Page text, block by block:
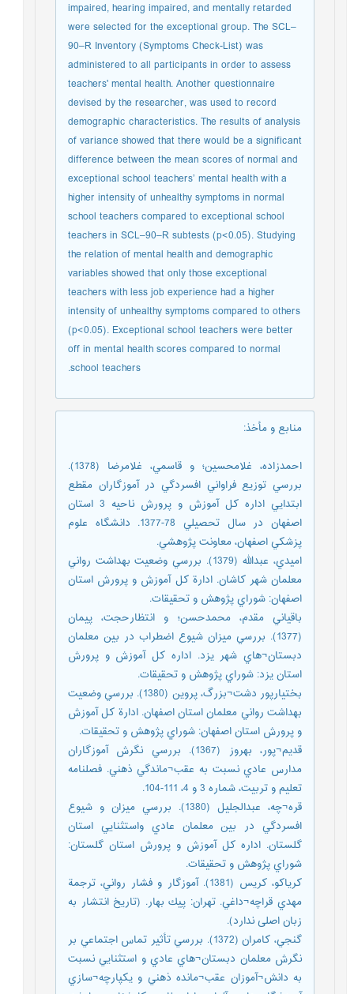
impaired, hearing impaired, and mentally retarded
were selected for the exceptional group. The SCL–
90–R Inventory (Symptoms Check-List) was
administered to all participants in order to assess
teachers' mental health. Another questionnaire
devised by the researcher, was used to record
demographic characteristics. The results of analysis
of variance showed that there would be a significant
difference between the mean scores of normal and
exceptional school teachers’ mental health with a
higher intensity of unhealthy symptoms in normal
school teachers compared to exceptional school
teachers in SCL–90–R subtests (p<0.05). Studying
the relation of mental health and demographic
variables showed that only those exceptional
teachers with less job experience had a higher
intensity of unhealthy symptoms compared to others
(p<0.05). Exceptional school teachers were better
off in mental health scores compared to normal
school teachers.
منابع و مأخذ:
احمدزاده، غلامحسين؛ و قاسمي، غلامرضا (1378).
بررسي توزيع فراواني افسردگي در آموزگاران مقطع
ابتدايي اداره كل آموزش و پرورش ناحيه 3 استان
اصفهان در سال تحصيلي 78-1377. دانشگاه علوم
پزشكي اصفهان، معاونت پژوهشي.
اميدي، عبدالله (1379). بررسي وضعيت بهداشت رواني
معلمان شهر كاشان. ادارة كل آموزش و پرورش استان
اصفهان: شوراي پژوهش و تحقيقات.
باقياني مقدم، محمدحسن؛ و انتظارحجت، پيمان
(1377). بررسي ميزان شيوع اضطراب در بين معلمان
دبستان¬هاي شهر يزد. اداره كل آموزش و پرورش
استان يزد: شوراي پژوهش و تحقيقات.
بختيارپور دشت¬بزرگ، پروين (1380). بررسي وضعيت
بهداشت رواني معلمان استان اصفهان. ادارة كل آموزش
و پرورش استان اصفهان: شوراي پژوهش و تحقيقات.
قديم¬پور، بهروز (1367). بررسي نگرش آموزگاران
مدارس عادي نسبت به عقب¬ماندگي ذهني. فصلنامه
تعليم و تربيت، شماره 3 و 4، 111-104.
قره¬چه، عبدالجليل (1380). بررسي ميزان و شيوع
افسردگي در بين معلمان عادي واستثنایي استان
گلستان. اداره كل آموزش و پرورش استان گلستان:
شوراي پژوهش و تحقيقات.
كرياكو، كريس (1381). آموزگار و فشار رواني، ترجمة
مهدي قراچه¬داغي. تهران: پيك بهار. (تاریخ انتشار به
زبان اصلی ندارد).
گنجي، كامران (1372). بررسي تأثير تماس اجتماعي بر
نگرش معلمان دبستان¬هاي عادي و استثنایي نسبت
به دانش¬آموزان عقب¬مانده ذهني و يكپارچه¬سازي